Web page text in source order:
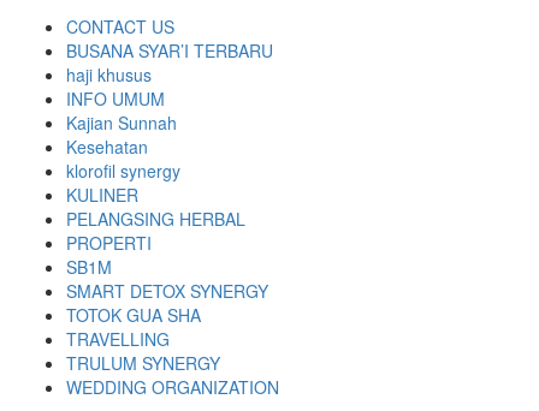
CONTACT US
BUSANA SYAR’I TERBARU
haji khusus
INFO UMUM
Kajian Sunnah
Kesehatan
klorofil synergy
KULINER
PELANGSING HERBAL
PROPERTI
SB1M
SMART DETOX SYNERGY
TOTOK GUA SHA
TRAVELLING
TRULUM SYNERGY
WEDDING ORGANIZATION